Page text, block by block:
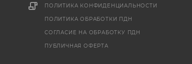
ПОЛИТИКА КОНФИДЕНЦИАЛЬНОСТИ
ПОЛИТИКА ОБРАБОТКИ ПДН
СОГЛАСИЕ НА ОБРАБОТКУ ПДН
ПУБЛИЧНАЯ ОФЕРТА